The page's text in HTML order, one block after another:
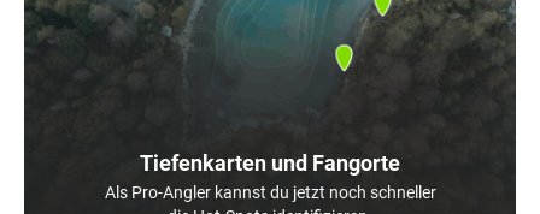
Tiefenkarten und Fangorte
Als Pro-Angler kannst du jetzt noch schneller